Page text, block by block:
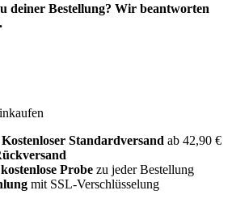
deiner Bestellung? Wir beantworten
Standardversand ab 42,90 €
Probe zu jeder Bestellung
mit SSL-Verschlüsselung